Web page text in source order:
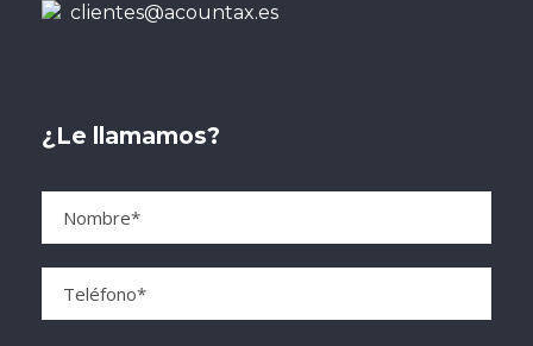
clientes@acountax.es
¿Le llamamos?